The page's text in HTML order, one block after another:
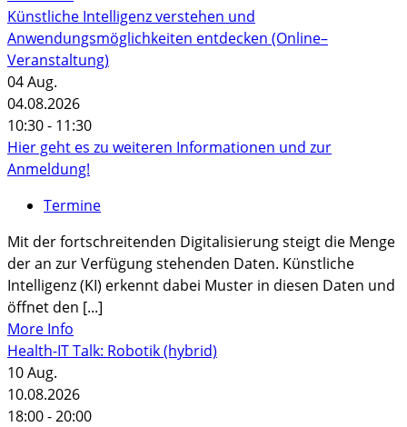
Künstliche Intelligenz verstehen und
Anwendungsmöglichkeiten entdecken (Online–
Veranstaltung)
04Aug.
04.08.2026
10:30 - 11:30
Hier geht es zu weiteren Informationen und zur
Anmeldung!
Termine
Mit der fortschreitenden Digitalisierung steigt die Menge
der an zur Verfügung stehenden Daten. Künstliche
Intelligenz (KI) erkennt dabei Muster in diesen Daten und
öffnet den [...]
More Info
Health-IT Talk: Robotik (hybrid)
10Aug.
10.08.2026
18:00 - 20:00